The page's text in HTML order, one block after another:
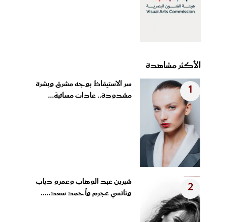
الأكثر مشاهدة
1
سر الاستيقاظ بوجه مشرق وبشرة
مشدودة.. عادات مسائية...
2
شيرين عبد الوهاب وعمرو دياب
ونانسي عجرم وأحمد سعد.....